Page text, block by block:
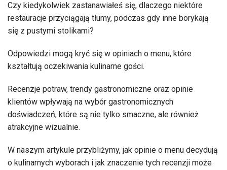
Czy kiedykolwiek zastanawiałeś się, dlaczego niektóre
restauracje przyciągają tłumy, podczas gdy inne borykają
się z pustymi stolikami?
Odpowiedzi mogą kryć się w opiniach o menu, które
kształtują oczekiwania kulinarne gości.
Recenzje potraw, trendy gastronomiczne oraz opinie
klientów wpływają na wybór gastronomicznych
doświadczeń, które są nie tylko smaczne, ale również
atrakcyjne wizualnie.
W naszym artykule przybliżymy, jak opinie o menu decydują
o kulinarnych wyborach i jak znaczenie tych recenzji może